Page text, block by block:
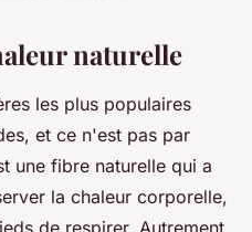
naturelle
les plus populaires
et ce n'est pas par
une fibre naturelle qui a
la chaleur corporelle,